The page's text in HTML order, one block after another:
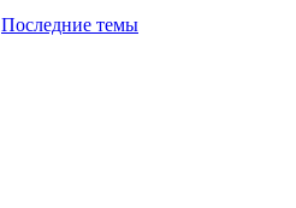
Последние темы